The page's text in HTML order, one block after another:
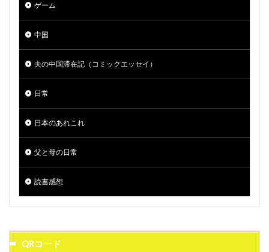
ゲーム
中国
夫の中国滞在記（コミックエッセイ）
日常
日本のあれこれ
父と母の日常
読書感想
QRコード